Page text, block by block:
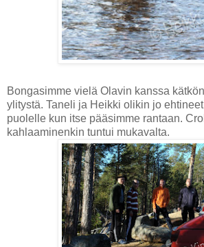
Bongasimme vielä Olavin kanssa
ylitystä. Taneli ja Heikki olikin jo
puolelle kun itse pääsimme rantaan.
kahlaaminenkin tuntui mukavalta.